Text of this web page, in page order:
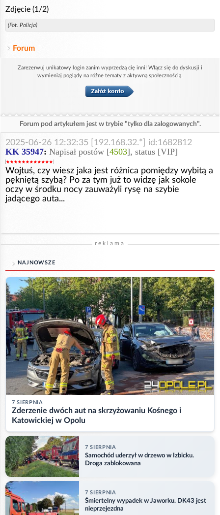
Zdjęcie (1/2)
(Fot. Policja)
Forum
Zarezerwuj unikatowy login zanim wyprzedzą cię inni! Włącz się do dyskusji i
wymieniaj poglądy na różne tematy z aktywną społecznością.
Forum pod artykułem jest w trybie "tylko dla zalogowanych".
2025-06-26 12:32:35 [192.168.32.*] id:1682812
KK 35947: Napisał postów [4503], status [VIP]
Wojtuś, czy wiesz jaka jest różnica pomiędzy wybitą a
pękniętą szybą? Po za tym już to widzę jak sokole
oczy w środku nocy zauważyli rysę na szybie
jadącego auta...
reklama
NAJNOWSZE
7 SIERPNIA
Zderzenie dwóch aut na skrzyżowaniu Kośnego i
Katowickiej w Opolu
7 SIERPNIA
Samochód uderzył w drzewo w Izbicku.
Droga zablokowana
7 SIERPNIA
Śmiertelny wypadek w Jaworku. DK43 jest
nieprzejezdna